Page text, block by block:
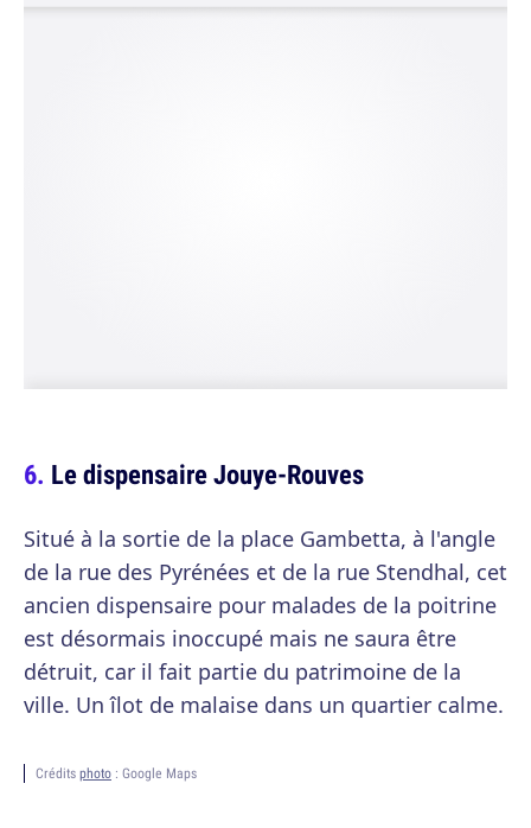
Le dispensaire Jouye-Rouves
Situé à la sortie de la place Gambetta, à l'angle
de la rue des Pyrénées et de la rue Stendhal, cet
ancien dispensaire pour malades de la poitrine
est désormais inoccupé mais ne saura être
détruit, car il fait partie du patrimoine de la
ville. Un îlot de malaise dans un quartier calme.
Crédits photo : Google Maps